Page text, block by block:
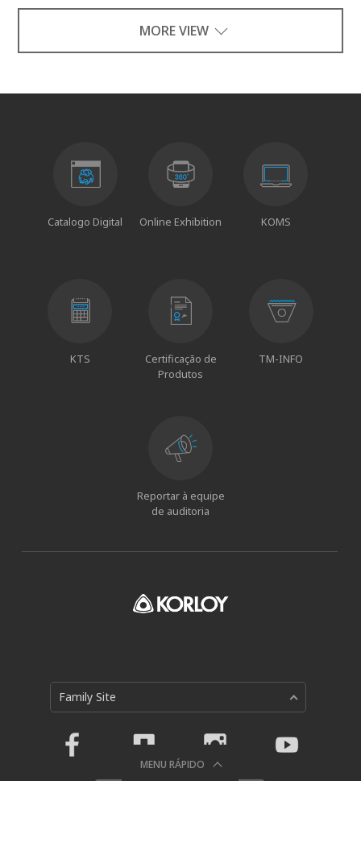
MORE VIEW
MENU RÁPIDO
Catalogo Digital Online Exhibition KOMS
KTS
Certificação de
Produtos
TM-INFO
Reportar à equipe
de auditoria
Family Site